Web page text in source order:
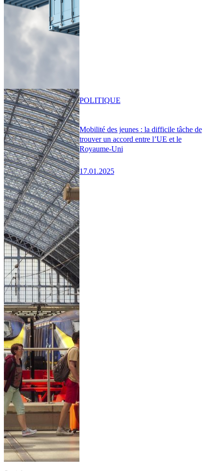
Mobilité des jeunes : la difficile tâche de
trouver un accord entre l’UE et le
Royaume-Uni
17.01.2025
POLITIQUE